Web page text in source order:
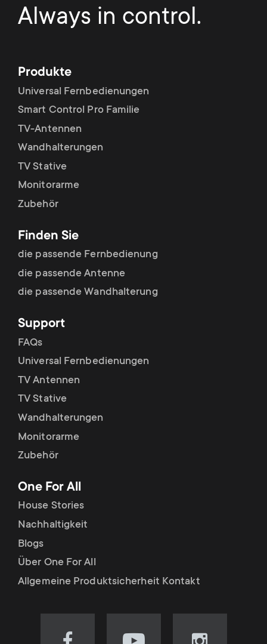
Always in control.
Produkte
Universal Fernbedienungen
Smart Control Pro Familie
TV-Antennen
Wandhalterungen
TV Stative
Monitorarme
Zubehör
Finden Sie
die passende Fernbedienung
die passende Antenne
die passende Wandhalterung
Support
FAQs
Universal Fernbedienungen
TV Antennen
TV Stative
Wandhalterungen
Monitorarme
Zubehör
One For All
House Stories
Nachhaltigkeit
Blogs
Über One For All
Allgemeine Produktsicherheit Kontakt